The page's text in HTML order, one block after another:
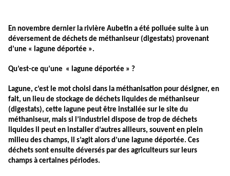
En novembre dernier la rivière Aubetin a été polluée suite à un
déversement de déchets de méthaniseur (digestats) provenant
d’une « lagune déportée ».
Qu’est-ce qu’une « lagune déportée » ?
Lagune, c’est le mot choisi dans la méthanisation pour désigner, en
fait, un lieu de stockage de déchets liquides de méthaniseur
(digestats), cette lagune peut être installée sur le site du
méthaniseur, mais si l’industriel dispose de trop de déchets
liquides il peut en installer d’autres ailleurs, souvent en plein
milieu des champs, il s’agit alors d’une lagune déportée. Ces
déchets sont ensuite déversés par des agriculteurs sur leurs
champs à certaines périodes.